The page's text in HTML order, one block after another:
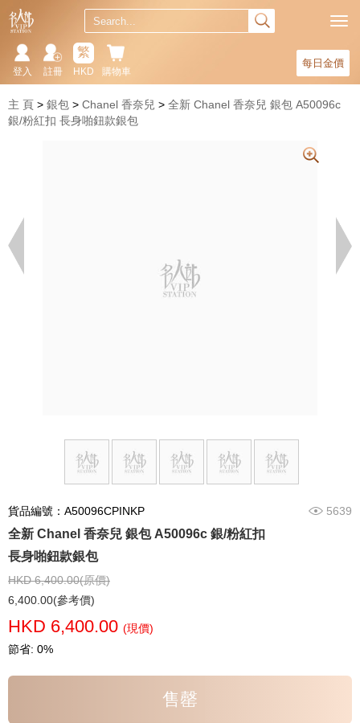
每日金價
購物車
繁
HKD
註冊
登入
主 頁 銀包 Chanel 香奈兒
全新 Chanel 香奈兒 銀包 A50096c
銀/粉紅扣 長身啪鈕款銀包
貨品編號：A50096CPINKP 5639
全新 Chanel 香奈兒 銀包 A50096c 銀/粉紅扣
長身啪鈕款銀包
HKD 6,400.00(原價)
6,400.00(參考價)
HKD 6,400.00 (現價)
節省: 0%
售罄